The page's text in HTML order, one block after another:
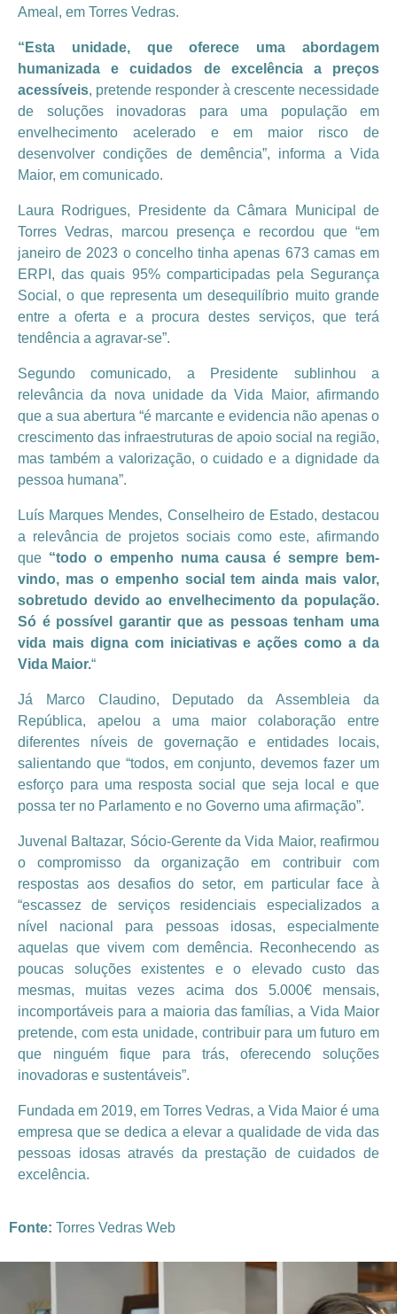
Ameal, em Torres Vedras.
“Esta unidade, que oferece uma abordagem
humanizada e cuidados de excelência a preços
acessíveis, pretende responder à crescente necessidade
de soluções inovadoras para uma população em
envelhecimento acelerado e em maior risco de
desenvolver condições de demência”, informa a Vida
Maior, em comunicado.
Laura Rodrigues, Presidente da Câmara Municipal de
Torres Vedras, marcou presença e recordou que “em
janeiro de 2023 o concelho tinha apenas 673 camas em
ERPI, das quais 95% comparticipadas pela Segurança
Social, o que representa um desequilíbrio muito grande
entre a oferta e a procura destes serviços, que terá
tendência a agravar-se”.
Segundo comunicado, a Presidente sublinhou a
relevância da nova unidade da Vida Maior, afirmando
que a sua abertura “é marcante e evidencia não apenas o
crescimento das infraestruturas de apoio social na região,
mas também a valorização, o cuidado e a dignidade da
pessoa humana”.
Luís Marques Mendes, Conselheiro de Estado, destacou
a relevância de projetos sociais como este, afirmando
que “todo o empenho numa causa é sempre bem-
vindo, mas o empenho social tem ainda mais valor,
sobretudo devido ao envelhecimento da população.
Só é possível garantir que as pessoas tenham uma
vida mais digna com iniciativas e ações como a da
Vida Maior.“
Já Marco Claudino, Deputado da Assembleia da
República, apelou a uma maior colaboração entre
diferentes níveis de governação e entidades locais,
salientando que “todos, em conjunto, devemos fazer um
esforço para uma resposta social que seja local e que
possa ter no Parlamento e no Governo uma afirmação”.
Juvenal Baltazar, Sócio-Gerente da Vida Maior, reafirmou
o compromisso da organização em contribuir com
respostas aos desafios do setor, em particular face à
“escassez de serviços residenciais especializados a
nível nacional para pessoas idosas, especialmente
aquelas que vivem com demência. Reconhecendo as
poucas soluções existentes e o elevado custo das
mesmas, muitas vezes acima dos 5.000€ mensais,
incomportáveis para a maioria das famílias, a Vida Maior
pretende, com esta unidade, contribuir para um futuro em
que ninguém fique para trás, oferecendo soluções
inovadoras e sustentáveis”.
Fundada em 2019, em Torres Vedras, a Vida Maior é uma
empresa que se dedica a elevar a qualidade de vida das
pessoas idosas através da prestação de cuidados de
excelência.
Fonte: Torres Vedras Web